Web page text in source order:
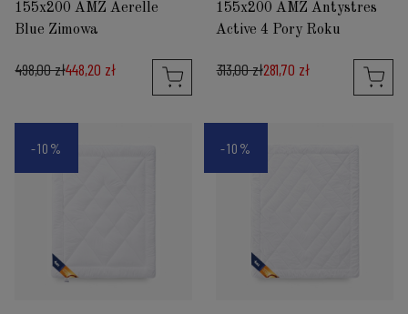
155x200 AMZ Aerelle
Blue Zimowa
498,00 zł448,20 zł
155x200 AMZ Antystres
Active 4 Pory Roku
313,00 zł281,70 zł
-10% -10%